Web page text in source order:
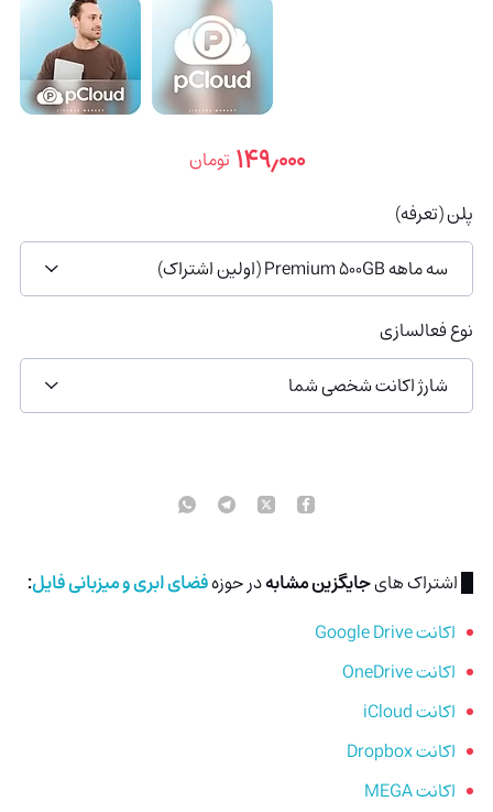
۱۴۹٫۰۰۰ تومان
پلن (تعرفه)
سه ماهه Premium 500GB (اولین اشتراک)
نوع فعالسازی
شارژ اکانت شخصی شما
█ اشتراک هایجایگزین مشابهدر حوزهفضای ابری و میزبانی فایل:
اکانت Google Drive
اکانت OneDrive
اکانت iCloud
اکانت Dropbox
اکانت MEGA